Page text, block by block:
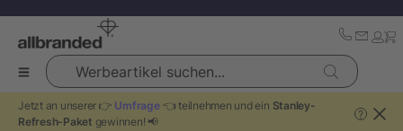
Werbeartikel suchen...
Jetzt an unserer 👉 Umfrage👈 teilnehmen und ein Stanley-
Refresh-Paket gewinnen! 📢
?